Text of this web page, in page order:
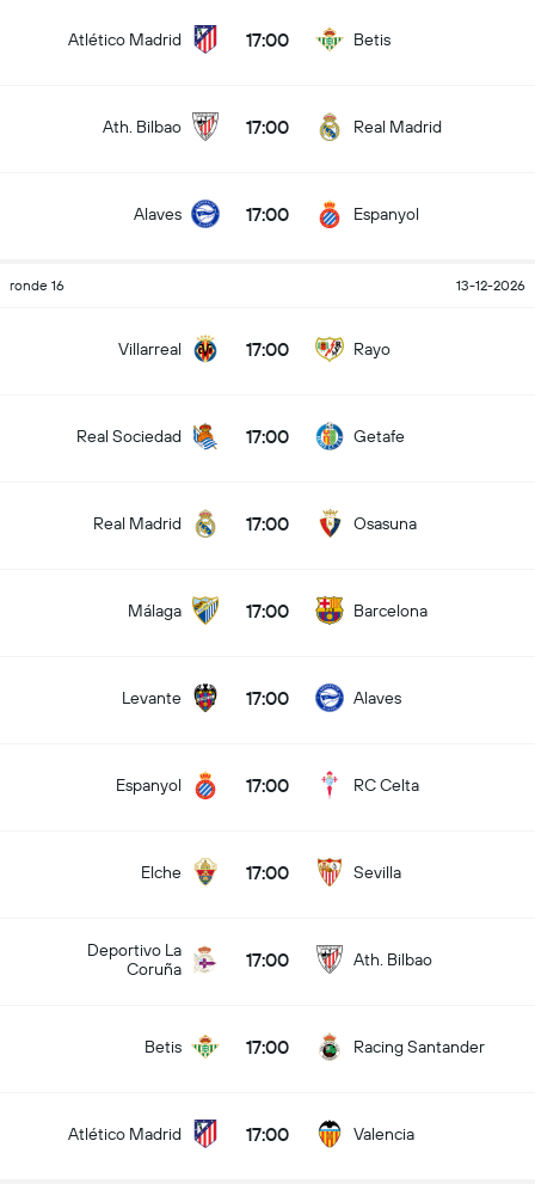
Atlético Madrid 17:00 Betis
Ath. Bilbao 17:00 Real Madrid
Alaves 17:00 Espanyol
ronde 16 13-12-2026
Villarreal 17:00 Rayo
Real Sociedad 17:00 Getafe
Real Madrid 17:00 Osasuna
Málaga 17:00 Barcelona
Levante 17:00 Alaves
Espanyol 17:00 RC Celta
Elche 17:00 Sevilla
Deportivo La
Coruña
17:00 Ath. Bilbao
Betis 17:00 Racing Santander
Atlético Madrid 17:00 Valencia